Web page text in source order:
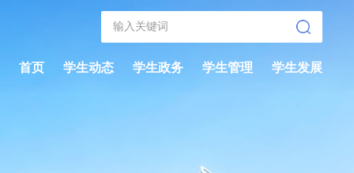
首页 学生动态 学生政务 学生管理 学生发展